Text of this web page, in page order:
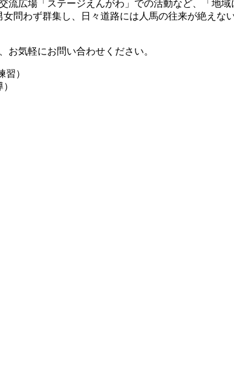
流広場「ステージえんがわ」での活動など、「地
問わず群集し、日々道路には人馬の往来が絶え
お気軽にお問い合わせください。
）